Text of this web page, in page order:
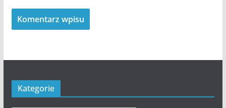
Kategorie